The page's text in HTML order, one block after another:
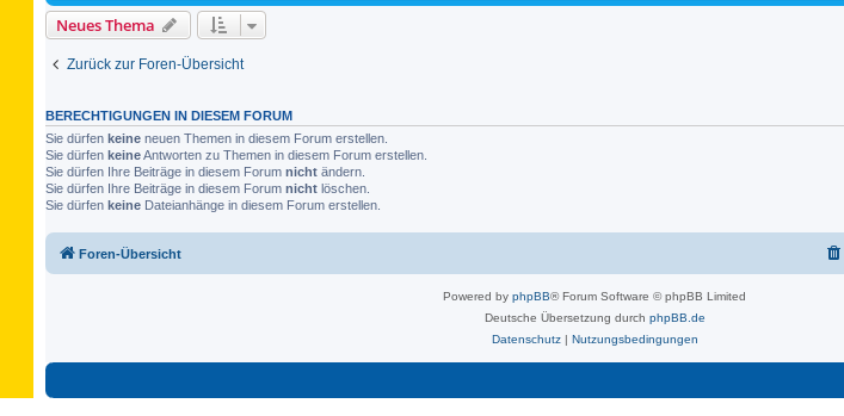
Neues Thema
Zurück zur Foren-Übersicht
BERECHTIGUNGEN IN DIESEM FORUM
Sie dürfen keine neuen Themen in diesem Forum erstellen.
Sie dürfen keineAntworten zu Themen in diesem Forum erstellen.
Sie dürfen Ihre Beiträge in diesem Forum nicht ändern.
Sie dürfen Ihre Beiträge in diesem Forum nicht löschen.
Sie dürfen keine Dateianhänge in diesem Forum erstellen.
Foren-Übersicht
Powered by phpBB® Forum Software © phpBB Limited
Deutsche Übersetzung durch phpBB.de
Datenschutz| Nutzungsbedingungen